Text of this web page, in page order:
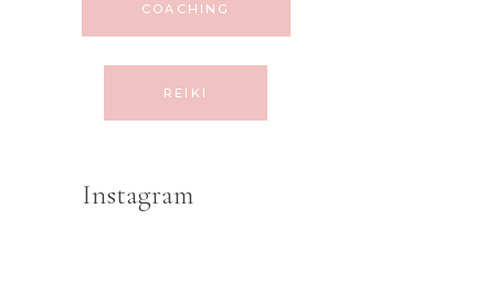
COACHING
REIKI
Instagram